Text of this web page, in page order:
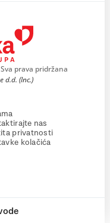
prava pridržana
d.d. (Inc.)
nas
privatnosti
kolačića